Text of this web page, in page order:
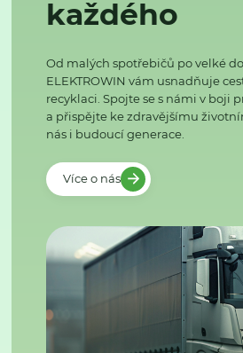
každého
Od malých spotřebičů po velké
ELEKTROWIN vám usnadňuje
recyklaci. Spojte se s námi v boji
a přispějte ke zdravějšímu
nás i budoucí generace.
Více o nás